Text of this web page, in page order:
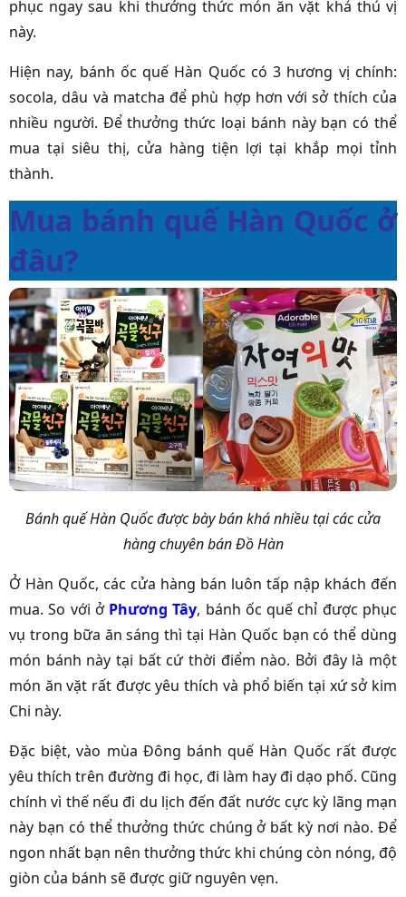
phục ngay sau khi thưởng thức món ăn vặt khá thú vị
này.
Hiện nay, bánh ốc quế Hàn Quốc có 3 hương vị chính:
socola, dâu và matcha để phù hợp hơn với sở thích của
nhiều người. Để thưởng thức loại bánh này bạn có thể
mua tại siêu thị, cửa hàng tiện lợi tại khắp mọi tỉnh
thành.
Mua bánh quế Hàn Quốc ở
đâu?
Bánh quế Hàn Quốc được bày bán khá nhiều tại các cửa
hàng chuyên bán Đồ Hàn
Ở Hàn Quốc, các cửa hàng bán luôn tấp nập khách đến
mua. So với ở Phương Tây, bánh ốc quế chỉ được phục
vụ trong bữa ăn sáng thì tại Hàn Quốc bạn có thể dùng
món bánh này tại bất cứ thời điểm nào. Bởi đây là một
món ăn vặt rất được yêu thích và phổ biến tại xứ sở kim
Chi này.
Đặc biệt, vào mùa Đông bánh quế Hàn Quốc rất được
yêu thích trên đường đi học, đi làm hay đi dạo phố. Cũng
chính vì thế nếu đi du lịch đến đất nước cực kỳ lãng mạn
này bạn có thể thưởng thức chúng ở bất kỳ nơi nào. Để
ngon nhất bạn nên thưởng thức khi chúng còn nóng, độ
giòn của bánh sẽ được giữ nguyên vẹn.